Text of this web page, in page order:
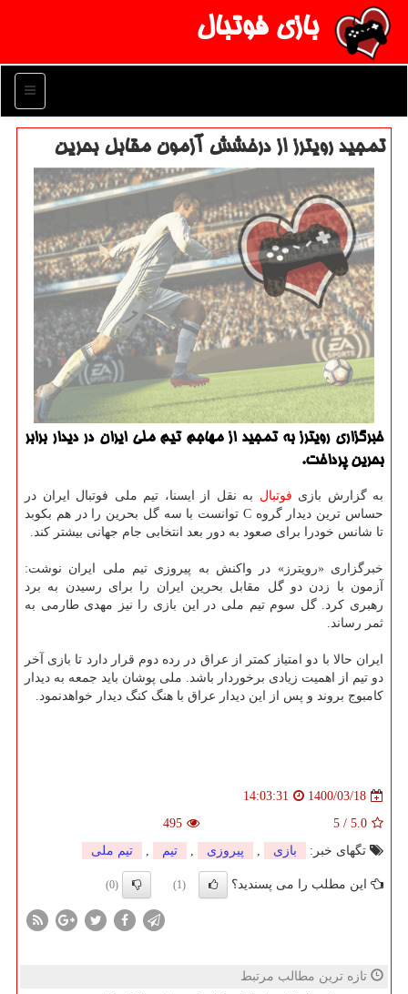
بازی فوتبال
منو
تمجید رویترز از درخشش آزمون مقابل بحرین
خبرگزاری رویترز به تمجید از مهاجم تیم ملی ایران در دیدار برابر
بحرین پرداخت.
به گزارش بازی فوتبال به نقل از ایسنا، تیم ملی فوتبال ایران در
حساس ترین دیدار گروه C توانست با سه گل بحرین را در هم بکوبد
تا شانس خودرا برای صعود به دور بعد انتخابی جام جهانی بیشتر کند.
خبرگزاری «رویترز» در واکنش به پیروزی تیم ملی ایران نوشت:
آزمون با زدن دو گل مقابل بحرین ایران را برای رسیدن به برد
رهبری کرد. گل سوم تیم ملی در این بازی را نیز مهدی طارمی به
ثمر رساند.
ایران حالا با دو امتیاز کمتر از عراق در رده دوم قرار دارد تا بازی آخر
دو تیم از اهمیت زیادی برخوردار باشد. ملی پوشان باید جمعه به دیدار
کامبوج بروند و پس از این دیدار عراق با هنگ کنگ دیدار خواهدنمود.
1400/03/18
14:03:31
5.0
/
5
495
تگهای خبر:
بازی , پیروزی , تیم , تیم ملی
این مطلب را می پسندید؟ (1)
(0)
تازه ترین مطالب مرتبط